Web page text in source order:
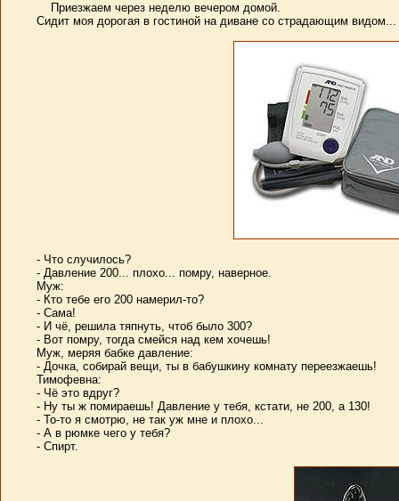
Приезжаем через неделю вечером домой.
Сидит моя дорогая в гостиной на диване со страдающим
- Что случилось?
- Давление 200... плохо... помру, наверное.
Муж:
- Кто тебе его 200 намерил-то?
- Сама!
- И чё, решила тяпнуть, чтоб было 300?
- Вот помру, тогда смейся над кем хочешь!
Муж, меряя бабке давление:
- Дочка, собирай вещи, ты в бабушкину комнату переезжаешь!
Тимофевна:
- Чё это вдруг?
- Ну ты ж помираешь! Давление у тебя, кстати, не 200, а 130!
- То-то я смотрю, не так уж мне и плохо...
- А в рюмке чего у тебя?
- Спирт.